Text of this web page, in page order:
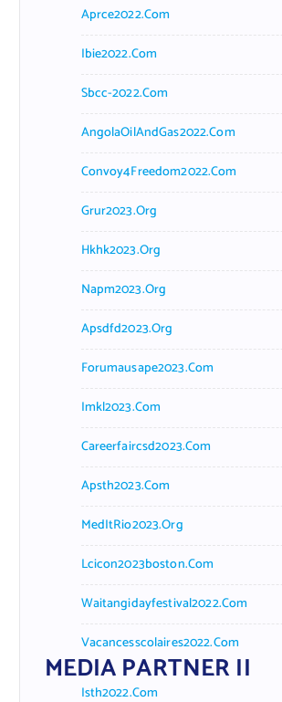
Aprce2022.com
Ibie2022.com
Sbcc-2022.com
AngolaOilAndGas2022.com
Convoy4Freedom2022.com
Grur2023.org
Hkhk2023.org
Napm2023.org
Apsdfd2023.org
Forumausape2023.com
Imkl2023.com
Careerfaircsd2023.com
Apsth2023.com
MedItRio2023.org
Lcicon2023boston.com
Waitangidayfestival2022.com
Vacancesscolaires2022.com
MEDIA PARTNER II
Isth2022.com